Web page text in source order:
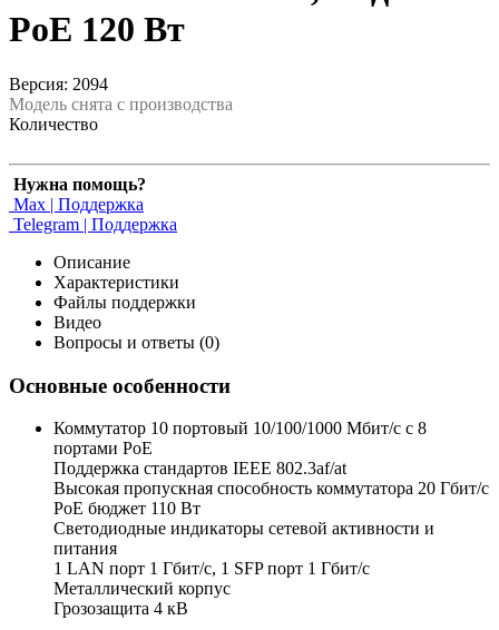
PoE 120 Вт
Версия: 2094
Модель снята с производства
Количество
Нужна помощь?
Max | Поддержка
Telegram | Поддержка
Описание
Характеристики
Файлы поддержки
Видео
Вопросы и ответы (0)
Основные особенности
Коммутатор 10 портовый 10/100/1000 Мбит/с с 8
портами РоЕ
Поддержка стандартов IEEE 802.3af/at
Высокая пропускная способность коммутатора 20 Гбит/с
PoE бюджет 110 Вт
Светодиодные индикаторы сетевой активности и
питания
1 LAN порт 1 Гбит/с, 1 SFP порт 1 Гбит/с
Металлический корпус
Грозозащита 4 кВ